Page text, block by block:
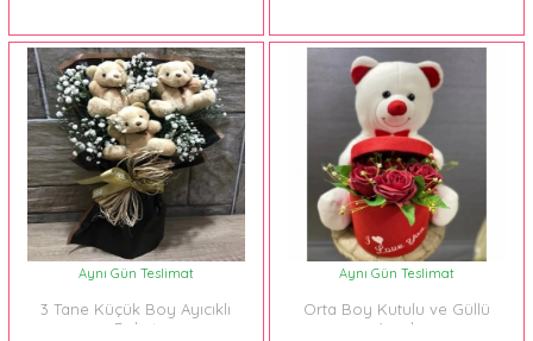
Aynı Gün Teslimat
3 Tane Küçük Boy Ayıcıklı
Buket
Aynı Gün Teslimat
Orta Boy Kutulu ve Güllü
Ayıcık